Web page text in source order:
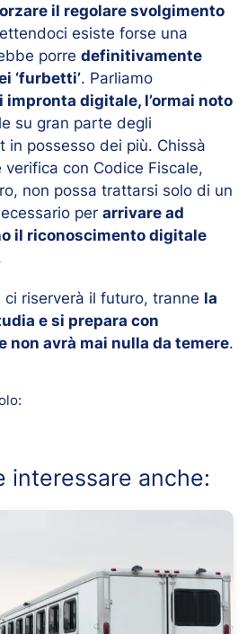
il regolare svolgimento
esiste forse una
porre definitivamente
‘furbetti’. Parliamo
digitale, l’ormai noto
su gran parte degli
in possesso dei più. Chissà
con Codice Fiscale,
non possa trattarsi solo di un
per arrivare ad
il riconoscimento digitale
ci riserverà il futuro, tranne la
e si prepara con
non avrà mai nulla da temere.
interessare anche: